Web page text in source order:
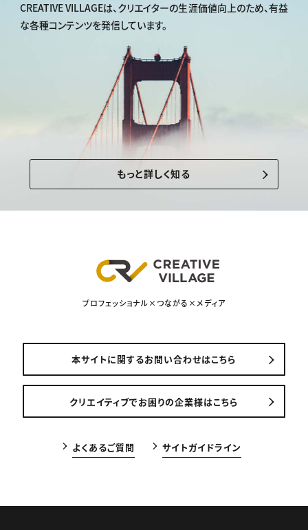
CREATIVE VILLAGEは、クリエイターの生涯価値向上のため、有益
な各種コンテンツを発信しています。
もっと詳しく知る
プロフェッショナル×つながる×メディア
本サイトに関するお問い合わせはこちら
クリエイティブでお困りの企業様はこちら
よくあるご質問 サイトガイドライン